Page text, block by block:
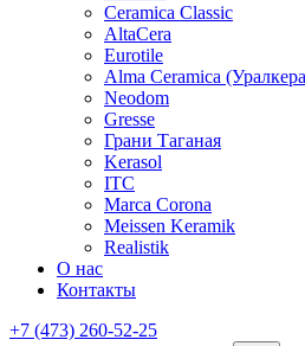
Ceramica Classic
AltaCera
Eurotile
Alma Ceramica
Neodom
Gresse
Грани Таганая
Kerasol
ITC
Marca Corona
Meissen Keramik
Realistik
О нас
Контакты
+7 (473) 260-52-25